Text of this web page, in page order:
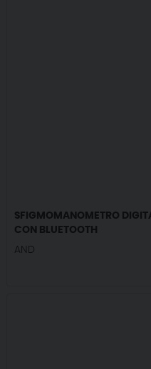
SFIGMOMANOMETRO
CON BLUETOOTH
AND